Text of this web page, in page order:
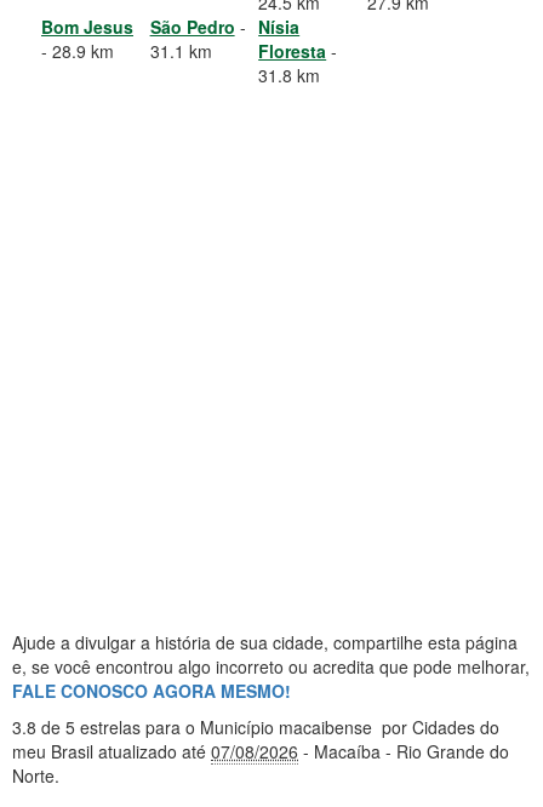
Bom Jesus
- 28.9 km
São Pedro -
31.1 km
Nísia
Floresta -
31.8 km
Ajude a divulgar a história de sua cidade, compartilhe esta página
e, se você encontrou algo incorreto ou acredita que pode melhorar,
FALE CONOSCO AGORA MESMO!
3.8 de 5 estrelas para o Município macaibense por Cidades do
meu Brasil atualizado até 07/08/2026 - Macaíba - Rio Grande do
Norte.